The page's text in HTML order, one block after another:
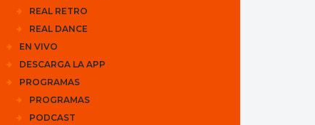
REAL RETRO
REAL DANCE
EN VIVO
DESCARGA LA APP
PROGRAMAS
PROGRAMAS
PODCAST